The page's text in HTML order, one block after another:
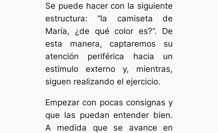
Se puede hacer con la siguiente
estructura: “la camiseta de
María, ¿de qué color es?”. De
esta manera, captaremos su
atención periférica hacia un
estímulo externo y, mientras,
siguen realizando el ejercicio.
Empezar con pocas consignas y
que las puedan entender bien.
A medida que se avance en